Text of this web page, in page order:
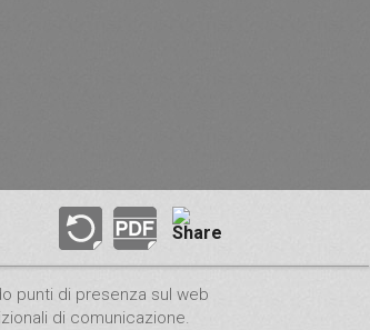
punti di presenza sul web
di comunicazione.